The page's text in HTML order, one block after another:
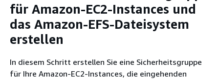
für Amazon-EC2-Instances und
das Amazon-EFS-Dateisystem
erstellen
In diesem Schritt erstellen Sie eine Sicherheitsgruppe
für Ihre Amazon-EC2-Instances, die eingehenden